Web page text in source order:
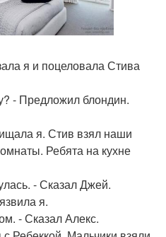
я и поцеловала Стива
- Предложил блондин.
я. Стив взял наши
Ребята на кухне
- Сказал Джей.
я.
- Сказал Алекс.